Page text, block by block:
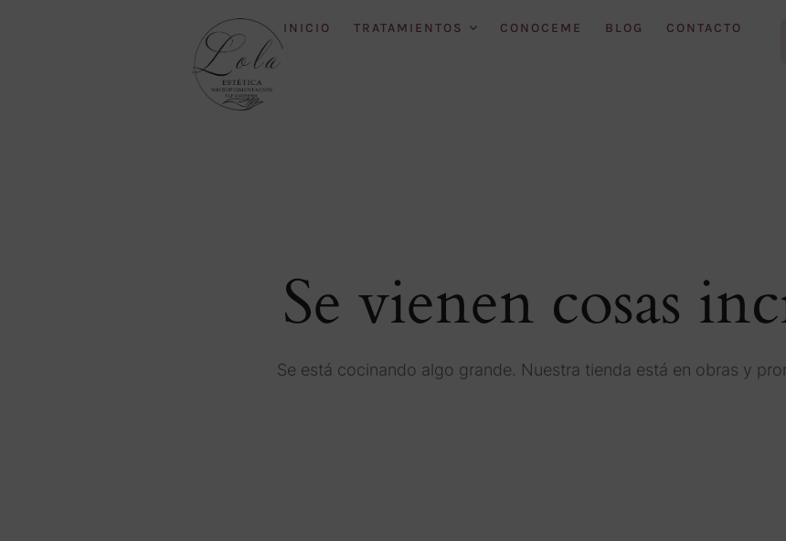
INICIO TRATAMIENTOS CONOCEME BLOG
CONTACTO
Se vienen cosas
Se está cocinando algo grande. Nuestra tienda está en obras y